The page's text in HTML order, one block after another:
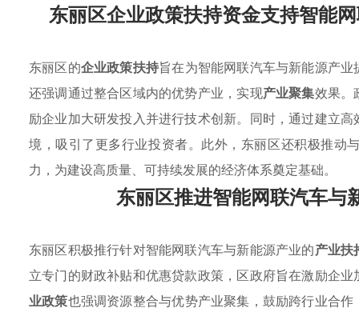
东丽区企业政策扶持资金支持智能
东丽区的企业政策扶持旨在为智能网联汽车与新能源产
还强调通过整合区域内的优势产业，实现产业聚集效果。
励企业加大研发投入并进行技术创新。同时，通过建立
境，吸引了更多行业投资者。此外，东丽区还积极推动
力，为建设高质量、可持续发展的经济体系奠定基础。
东丽区推进智能网联汽车与
东丽区积极推行针对智能网联汽车与新能源产业的产业扶
立专门的财政补贴和优惠贷款政策，区政府旨在激励企
业政策也强调资源整合与优势产业聚集，鼓励跨行业合